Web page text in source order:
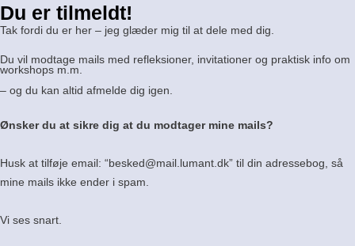
Gå
til
Du er tilmeldt!
Tak fordi du er her – jeg glæder mig til at dele med dig.
Du vil modtage mails med refleksioner, invitationer og praktisk info om
workshops m.m.
– og du kan altid afmelde dig igen.
Ønsker du at sikre dig at du modtager mine mails?
Husk at tilføje email: “ besked@mail.lumant.dk” til din adressebog, så
mine mails ikke ender i spam.
Vi ses snart.